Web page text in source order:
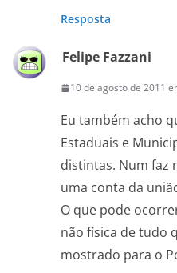
Resposta
Felipe Fazzani
10 de agosto de 2011
Eu também acho
Estaduais e
distintas. Num faz
uma conta da
O que pode
não física de tudo
mostrado para o